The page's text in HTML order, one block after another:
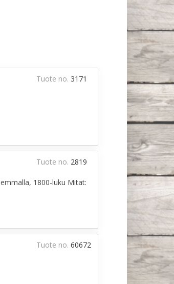
Tuote no. 3171
1800-luku Mitat:
Tuote no. 2819
Tuote no. 60672